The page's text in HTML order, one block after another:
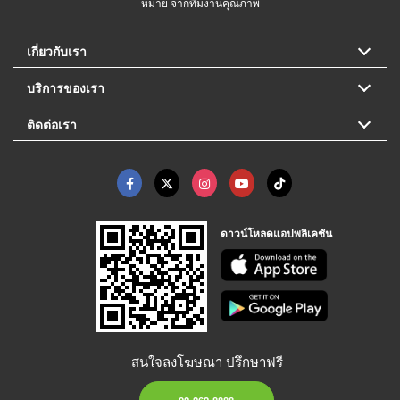
เกี่ยวกับเรา
บริการของเรา
ติดต่อเรา
ดาวน์โหลดแอปพลิเคชัน
สนใจลงโฆษณา ปรึกษาฟรี